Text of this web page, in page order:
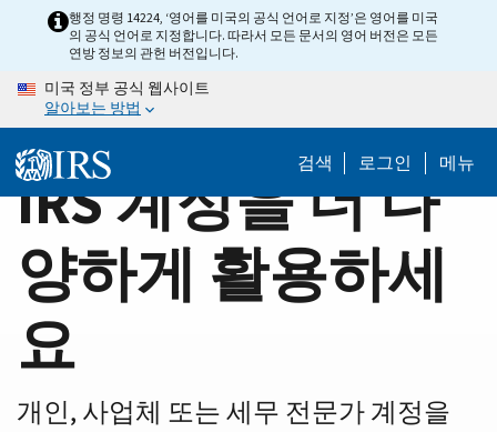
content
Home행정 명령 14224, ‘영어를 미국의 공식 언어로 지정’은 영어를 미국
의 공식 언어로 지정합니다. 따라서 모든 문서의 영어 버전은 모든
연방 정보의 관헌 버전입니다.
미국 정부 공식 웹사이트
알아보는 방법
검색 로그인 메뉴
IRS 계정을 더 다
양하게 활용하세
요
개인, 사업체 또는 세무 전문가 계정을